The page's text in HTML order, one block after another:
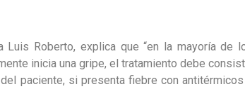
Luis Roberto, explica que “en la mayoría
inicia una gripe, el tratamiento debe
paciente, si presenta fiebre con